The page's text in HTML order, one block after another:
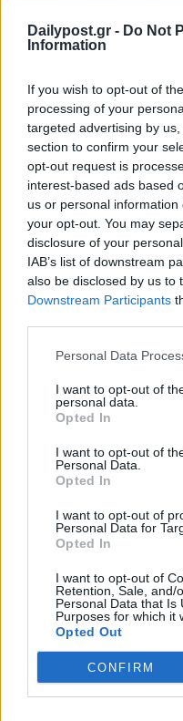
Dailypost.gr - Do Not
Information
If you wish to opt-out of
processing of your
targeted advertising by
section to confirm your
opt-out request is
interest-based ads based
us or personal
your opt-out. You may
disclosure of your
IAB’s list of downstream
also be disclosed by us to
Downstream Participants
Personal Data
I want to opt-out of
personal data.
Opted In
I want to opt-out of
Personal Data.
Opted In
I want to opt-out of
Personal Data for
Opted In
I want to opt-out of
Retention, Sale, and/
Personal Data that Is
Purposes for which it
Opted Out
CONFIRM